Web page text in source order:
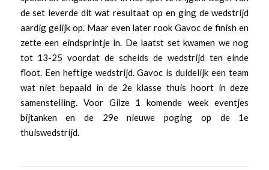
de set leverde dit wat resultaat op en ging de wedstrijd
aardig gelijk op. Maar even later rook Gavoc de finish en
zette een eindsprintje in. De laatst set kwamen we nog
tot 13-25 voordat de scheids de wedstrijd ten einde
floot. Een heftige wedstrijd. Gavoc is duidelijk een team
wat niet bepaald in de 2e klasse thuis hoort in deze
samenstelling. Voor Gilze 1 komende week eventjes
bijtanken en de 29e nieuwe poging op de 1e
thuiswedstrijd.